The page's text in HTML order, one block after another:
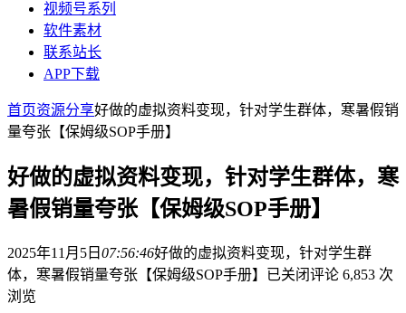
视频号系列
软件素材
联系站长
APP下载
首页资源分享好做的虚拟资料变现，针对学生群体，寒暑假销
量夸张【保姆级SOP手册】
好做的虚拟资料变现，针对学生群体，寒
暑假销量夸张【保姆级SOP手册】
2025年11月5日 07:56:46好做的虚拟资料变现，针对学生群
体，寒暑假销量夸张【保姆级SOP手册】 已关闭评论 6,853 次
浏览